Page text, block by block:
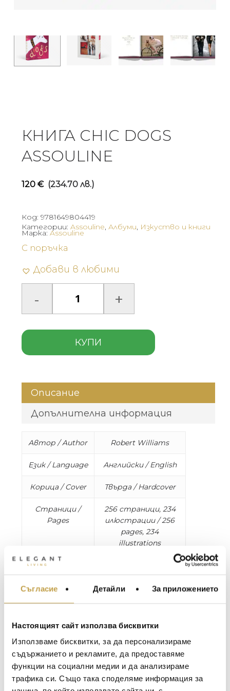
Съгласие Детайли За приложението
Настоящият сайт използва бисквитки
Използваме бисквитки, за да персонализираме
съдържанието и рекламите, да предоставяме
функции на социални медии и да анализираме
трафика си. Също така споделяме информация за
КНИГА CHIC DOGS
ASSOULINE
120 € (234.70 лв.)
Код: 9781649804419
Категории: Assouline, Албуми, Изкуство и книги
С поръчка
Добави в любими
КУПИ
Марка: Assouline
Описание
Допълнителна информация
Автор / Author Robert Williams
Език / Language Английски / English
Корица / Cover Твърда / Hardcover
Страници /
Pages
256 страници, 234
илюстрации / 256
pages, 234
illustrations
Размери /
W 25 x L 33 x D 4 cm
For centuries, dogs have been part of our
individuals, from aristocrats to modern-day
influencers. They embody sophistication and
style alongside their fashionable owners.
Throughout history, figures like the Queen of
England and Coco Chanel have set the stage
for dogs to become timeless symbols of luxury
МЕБЕЛИ ЗА ДОМА И
ЗА МАСАТА
ТЕКСТИЛ ЗА ДОМА
BACCARAT
TOM DIXON
MICHAEL ARAM